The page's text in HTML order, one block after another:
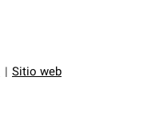
Sitio web